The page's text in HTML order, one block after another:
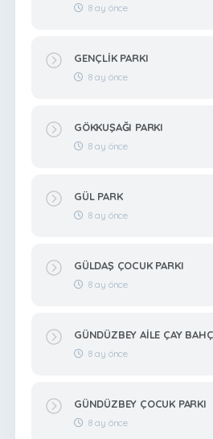
8 ay önce
GENÇLİK PARKI
8 ay önce
GÖKKUŞAĞI PARKI
8 ay önce
GÜL PARK
8 ay önce
GÜLDAŞ ÇOCUK PARKI
8 ay önce
GÜNDÜZBEY AİLE ÇAY
8 ay önce
GÜNDÜZBEY ÇOCUK PARKI
8 ay önce